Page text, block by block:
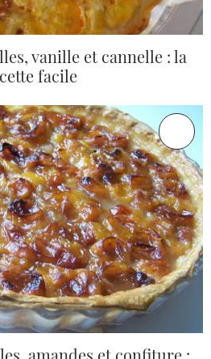
vanille et cannelle : la
facile
amandes et confiture :